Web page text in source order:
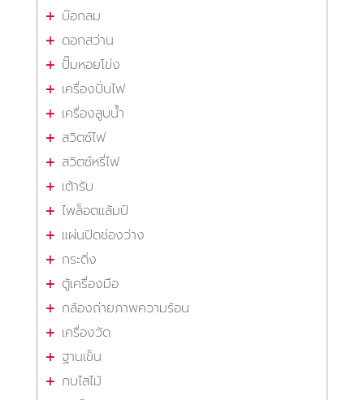
บ๊อกลม
ดอกสว่าน
ปั๊มหอยโข่ง
เครื่องปั่นไฟ
เครื่องสูบน้ำ
สวิตซ์ไฟ
สวิตซ์หรี่ไฟ
เต้ารับ
ไพล็อตแล้มป์
แผ่นปิดช่องว่าง
กระดิ่ง
ตู้เครื่องมือ
กล้องถ่ายภาพความร้อน
เครื่องวัด
ฐานเข็น
กบไสไม้